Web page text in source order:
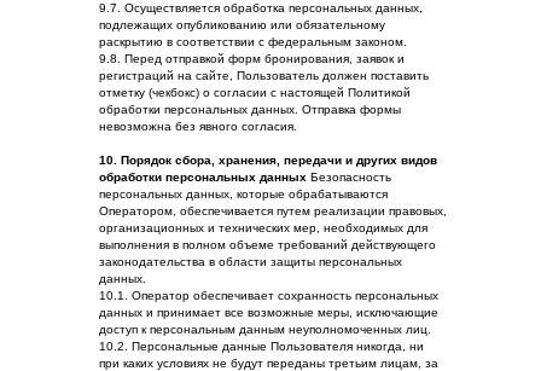
9.7. Осуществляется обработка персональных данных,
подлежащих опубликованию или обязательному
раскрытию в соответствии с федеральным законом.
9.8. Перед отправкой форм бронирования, заявок и
регистраций на сайте, Пользователь должен поставить
отметку (чекбокс) о согласии с настоящей Политикой
обработки персональных данных. Отправка формы
невозможна без явного согласия.
10. Порядок сбора, хранения, передачи и других видов
обработки персональных данных Безопасность
персональных данных, которые обрабатываются
Оператором, обеспечивается путем реализации правовых,
организационных и технических мер, необходимых для
выполнения в полном объеме требований действующего
законодательства в области защиты персональных
данных.
10.1. Оператор обеспечивает сохранность персональных
данных и принимает все возможные меры, исключающие
доступ к персональным данным неуполномоченных лиц.
10.2. Персональные данные Пользователя никогда, ни
при каких условиях не будут переданы третьим лицам, за